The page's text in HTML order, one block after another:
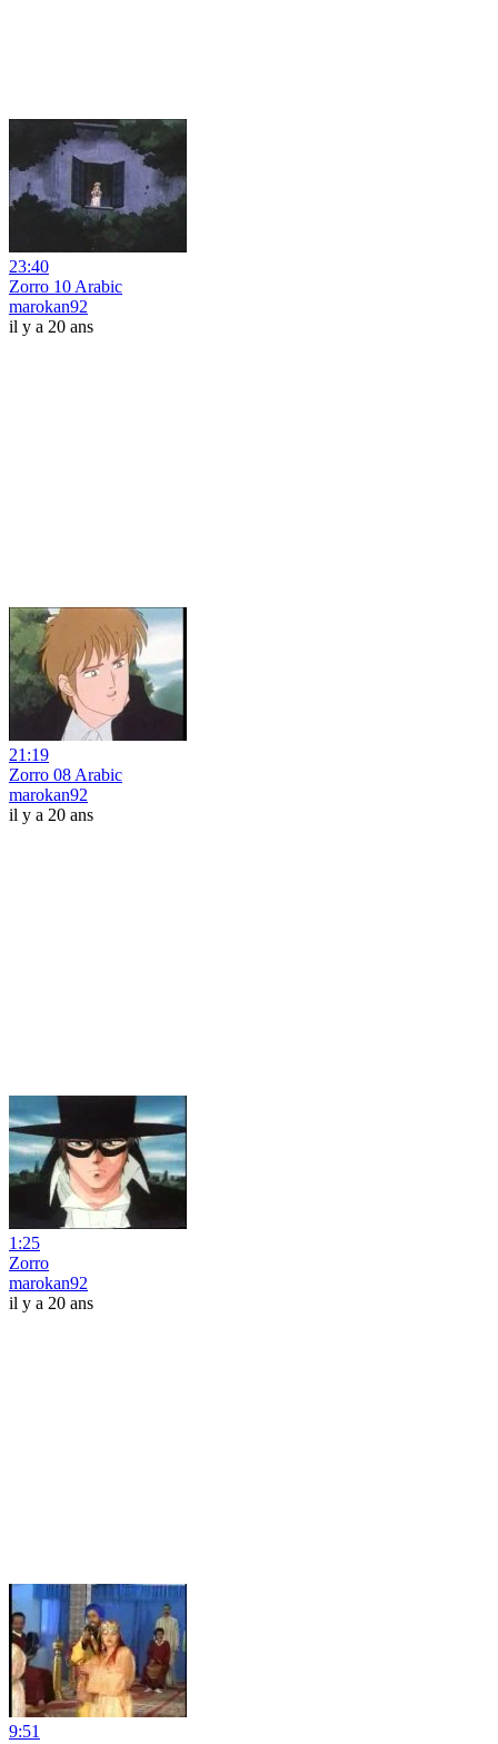
23:40
Zorro 10 Arabic
marokan92
il y a 20 ans
21:19
Zorro 08 Arabic
marokan92
il y a 20 ans
1:25
Zorro
marokan92
il y a 20 ans
9:51